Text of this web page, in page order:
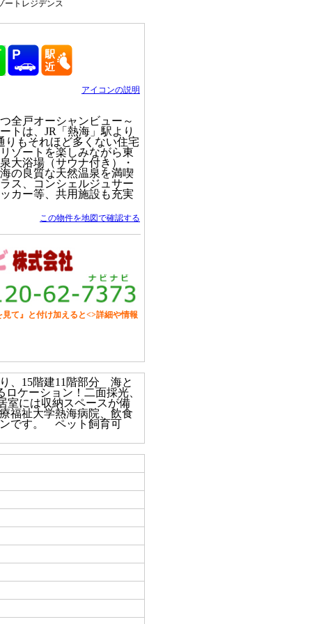
ートレジデンス
アイコンの説明
全戸オーシャンビュー～
トは、JR「熱海」駅より
りもそれほど多くない住宅
ゾートを楽しみながら東
大浴場（サウナ付き）・
の良質な天然温泉を満喫
ス、コンシェルジュサー
カー等、共用施設も充実
この物件を地図で確認する
て』と付け加えると<>詳細や情報
、15階建11階部分 海と
ケーション！二面採光、
室には収納スペースが備
福祉大学熱海病院、飲食
ンです。 ペット飼育可